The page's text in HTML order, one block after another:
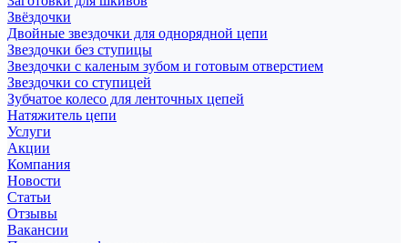
Звёздочки
Двойные звездочки для однорядной цепи
Звездочки без ступицы
Звездочки с каленым зубом и готовым отверстием
Звездочки со ступицей
Зубчатое колесо для ленточных цепей
Натяжитель цепи
Услуги
Акции
Компания
Новости
Статьи
Отзывы
Вакансии